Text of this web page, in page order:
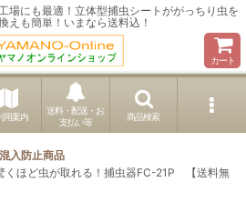
場にも最適！立体型捕虫シートががっちり虫を
えも簡単！いまなら送料込！
カート
用案内
送料・配送・お
支払い等
商品検索
入防止商品
くほど虫が取れる！捕虫器FC-21P 【送料無